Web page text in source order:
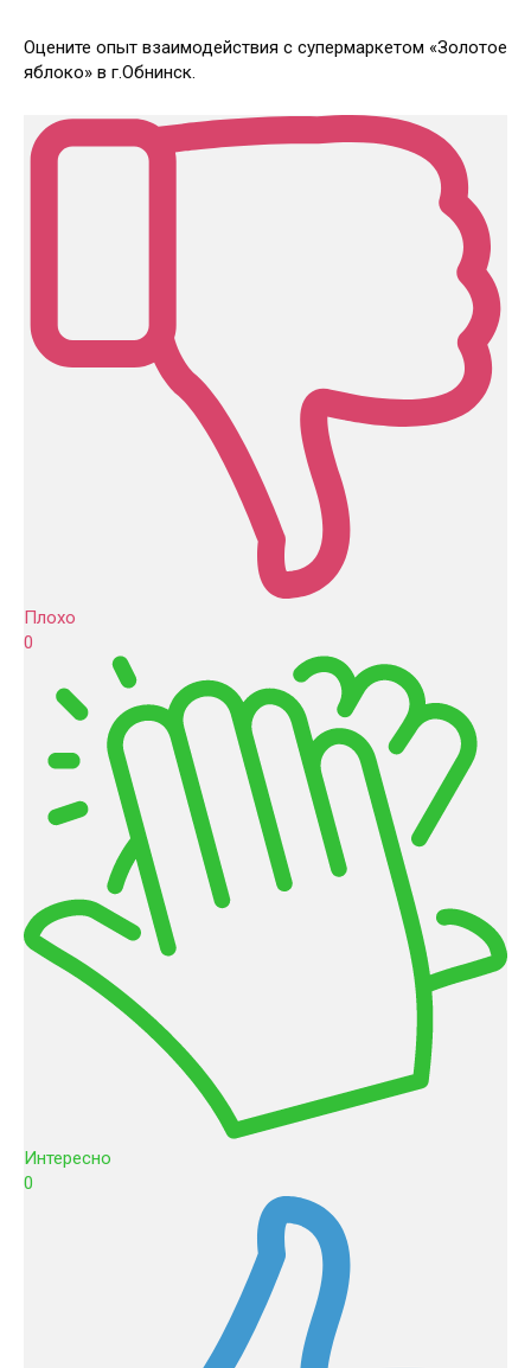
Оцените опыт взаимодействия с супермаркетом «Золотое
яблоко» в г.Обнинск.
Плохо
0
Интересно
0